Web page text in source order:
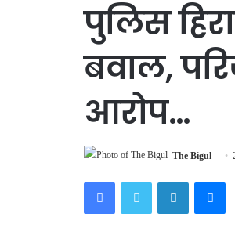
पुलिस
बवाल,
आरोप…
The Bigul
FacebookTwitter LinkedIn